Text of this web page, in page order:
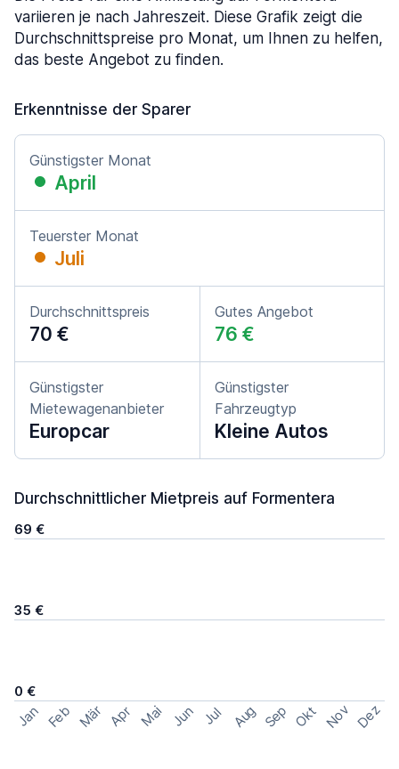
variieren je nach Jahreszeit. Diese Grafik zeigt die
Durchschnittspreise pro Monat, um Ihnen zu helfen,
das beste Angebot zu finden.
Erkenntnisse der Sparer
Günstigster Monat
April
Teuerster Monat
Juli
Durchschnittspreis
70 €
Gutes Angebot
76 €
Günstigster
Mietewagenanbieter
Europcar
Günstigster
Fahrzeugtyp
Kleine Autos
Durchschnittlicher Mietpreis auf Formentera
69 €
35 €
0 €
Jan Feb Mär Apr Mai Jun Jul Aug Sep Okt Nov Dez